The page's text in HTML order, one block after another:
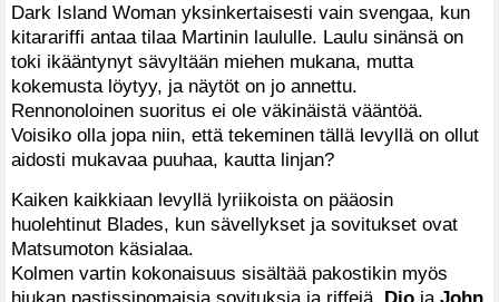
Dark Island Woman yksinkertaisesti vain svengaa, kun
kitarariffi antaa tilaa Martinin laululle. Laulu sinänsä on
toki ikääntynyt sävyltään miehen mukana, mutta
kokemusta löytyy, ja näytöt on jo annettu.
Rennonoloinen suoritus ei ole väkinäistä vääntöä.
Voisiko olla jopa niin, että tekeminen tällä levyllä on ollut
aidosti mukavaa puuhaa, kautta linjan?
Kaiken kaikkiaan levyllä lyriikoista on pääosin
huolehtinut Blades, kun sävellykset ja sovitukset ovat
Matsumoton käsialaa.
Kolmen vartin kokonaisuus sisältää pakostikin myös
hiukan pastissinomaisia sovituksia ja riffejä. Dio ja John